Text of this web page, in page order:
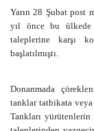
Yarın 28 Şubat post
yıl önce bu ülkede
taleplerine karşı
başlatılmıştı.
Donanmada
tanklar tatbikata
Tankları yürütenlerin